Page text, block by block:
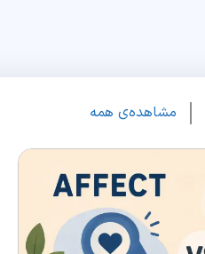
مشاهده‌ی همه